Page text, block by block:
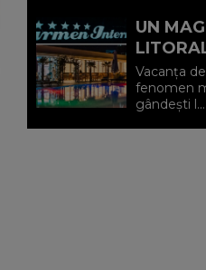
UN
HOTEL
VENUS
Vacanța
fenomen
gândești l...